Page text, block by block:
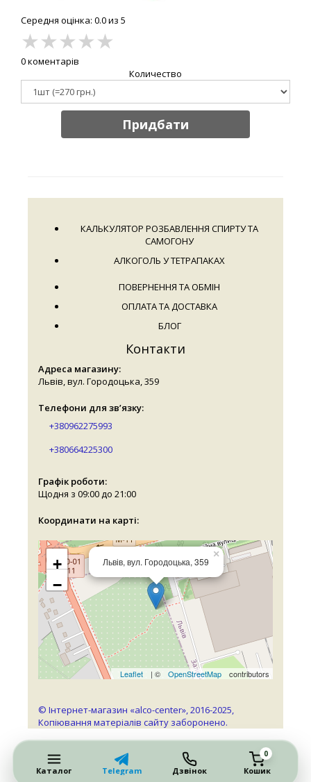
Каталог Telegram Дзвінок Кошик
0
Середня оцінка: 0.0 из 5
★★★★★
0 коментарів
Количество
Придбати
КАЛЬКУЛЯТОР РОЗБАВЛЕННЯ СПИРТУ ТА
САМОГОНУ
АЛКОГОЛЬ У ТЕТРАПАКАХ
ПОВЕРНЕННЯ ТА ОБМІН
ОПЛАТА ТА ДОСТАВКА
БЛОГ
Контакти
Адреса магазину:
Львів, вул. Городоцька, 359
Телефони для зв’язку:
+380962275993
+380664225300
Графік роботи:
Щодня з 09:00 до 21:00
Координати на карті:
Львів, вул. Городоцька, 359
×
+
−
Leaflet | © OpenStreetMap contributors
© Інтернет-магазин «alco-center», 2016-2025,
Копіювання матеріалів сайту заборонено.